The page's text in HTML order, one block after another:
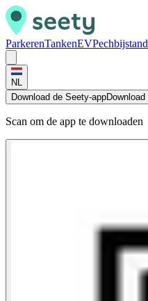
ParkerenTankenEVPechbijstand
NL
Download de Seety-app
Scan om de app te downloaden